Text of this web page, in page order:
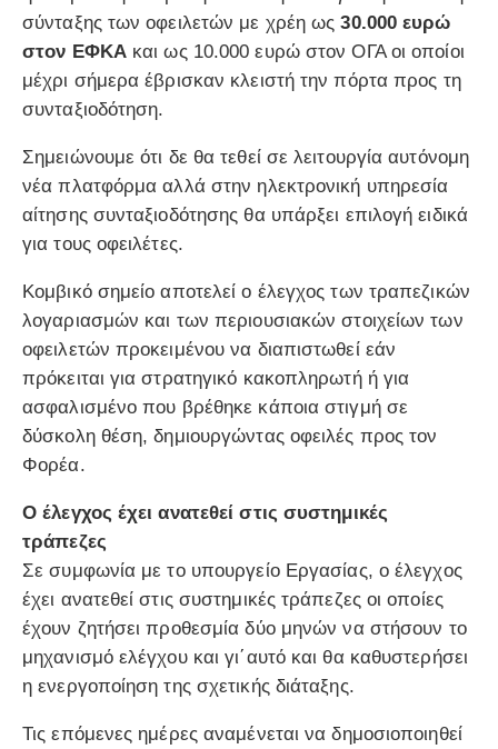
σύνταξης των οφειλετών με χρέη ως 30.000 ευρώ
στον ΕΦΚΑκαι ως 10.000 ευρώ στον ΟΓΑ οι οποίοι
μέχρι σήμερα έβρισκαν κλειστή την πόρτα προς τη
συνταξιοδότηση.
Σημειώνουμε ότι δε θα τεθεί σε λειτουργία αυτόνομη
νέα πλατφόρμα αλλά στην ηλεκτρονική υπηρεσία
αίτησης συνταξιοδότησης θα υπάρξει επιλογή ειδικά
για τους οφειλέτες.
Κομβικό σημείο αποτελεί ο έλεγχος των τραπεζικών
λογαριασμών και των περιουσιακών στοιχείων των
οφειλετών προκειμένου να διαπιστωθεί εάν
πρόκειται για στρατηγικό κακοπληρωτή ή για
ασφαλισμένο που βρέθηκε κάποια στιγμή σε
δύσκολη θέση, δημιουργώντας οφειλές προς τον
Φορέα.
Ο έλεγχος έχει ανατεθεί στις συστημικές
τράπεζες
Σε συμφωνία με το υπουργείο Εργασίας, ο έλεγχος
έχει ανατεθεί στις συστημικές τράπεζες οι οποίες
έχουν ζητήσει προθεσμία δύο μηνών να στήσουν το
μηχανισμό ελέγχου και γι΄αυτό και θα καθυστερήσει
η ενεργοποίηση της σχετικής διάταξης.
Τις επόμενες ημέρες αναμένεται να δημοσιοποιηθεί